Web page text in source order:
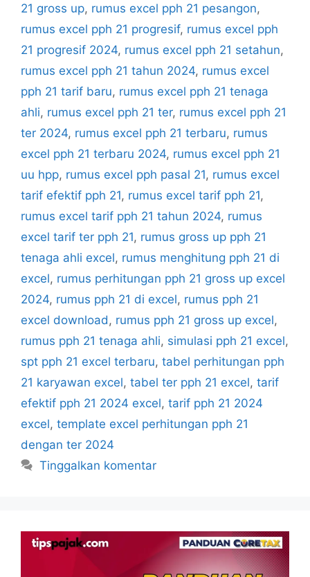
21 gross up, rumus excel pph 21 pesangon,
rumus excel pph 21 progresif, rumus excel pph
21 progresif 2024, rumus excel pph 21 setahun,
rumus excel pph 21 tahun 2024, rumus excel
pph 21 tarif baru, rumus excel pph 21 tenaga
ahli, rumus excel pph 21 ter, rumus excel pph 21
ter 2024, rumus excel pph 21 terbaru, rumus
excel pph 21 terbaru 2024, rumus excel pph 21
uu hpp, rumus excel pph pasal 21, rumus excel
tarif efektif pph 21, rumus excel tarif pph 21,
rumus excel tarif pph 21 tahun 2024, rumus
excel tarif ter pph 21, rumus gross up pph 21
tenaga ahli excel, rumus menghitung pph 21 di
excel, rumus perhitungan pph 21 gross up excel
2024, rumus pph 21 di excel, rumus pph 21
excel download , rumus pph 21 gross up excel,
rumus pph 21 tenaga ahli, simulasi pph 21 excel,
spt pph 21 excel terbaru, tabel perhitungan pph
21 karyawan excel, tabel ter pph 21 excel, tarif
efektif pph 21 2024 excel, tarif pph 21 2024
excel, template excel perhitungan pph 21
dengan ter 2024
Tinggalkan komentar